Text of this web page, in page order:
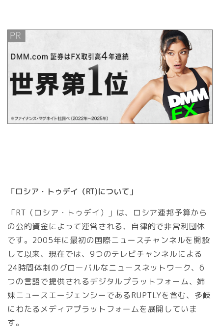
「ロシア・トゥデイ（RT)について」
「RT（ロシア・トゥデイ）」は、ロシア連邦予算から
の公的資金によって運営される、自律的で非営利団体
です。2005年に最初の国際ニュースチャンネルを開設
して以来、現在では、9つのテレビチャンネルによる
24時間体制のグローバルなニュースネットワーク、6
つの言語で提供されるデジタルプラットフォーム、姉
妹ニュースエージェンシーであるRUPTLYを含む、多岐
にわたるメディアプラットフォームを展開していま
す。